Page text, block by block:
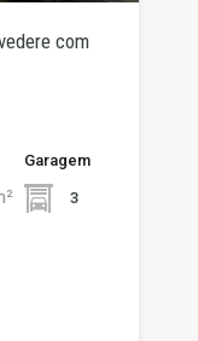
com
Garagem
3